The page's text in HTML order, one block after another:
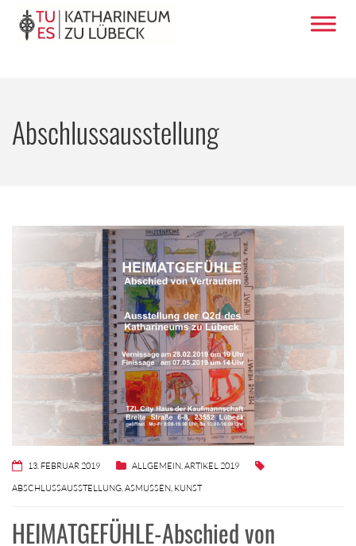
Abschlussausstellung
13. FEBRUAR 2019 ALLGEMEIN ARTIKEL 2019
ABSCHLUSSAUSSTELLUNG ASMUSSEN KUNST
HEIMATGEFÜHLE-Abschied von